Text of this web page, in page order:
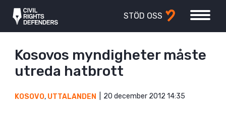
STÖD OSS
Kosovos myndigheter måste
utreda hatbrott
KOSOVO, UTTALANDEN 20 december 2012 14:35